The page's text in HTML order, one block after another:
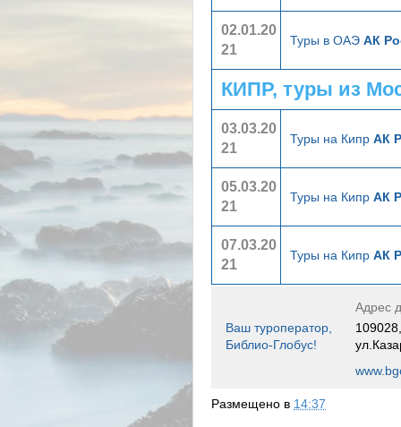
02.01.20
21
Туры в ОАЭ АК
КИПР, туры из
03.03.20
21
Туры на Кипр АК
05.03.20
21
Туры на Кипр АК
07.03.20
21
Туры на Кипр АК
Адрес
Ваш туроператор,
Библио-Глобус!
Размещено в 14:37